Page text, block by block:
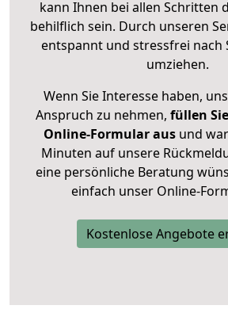
kann Ihnen bei allen Schritten
behilflich sein. Durch unseren
entspannt und stressfrei nach
umziehen.
Wenn Sie Interesse haben,
Anspruch zu nehmen, füllen
Online-Formular ausund
Minuten auf unsere
eine persönliche Beratung
einfach unser Online-
Kostenlose Angebote